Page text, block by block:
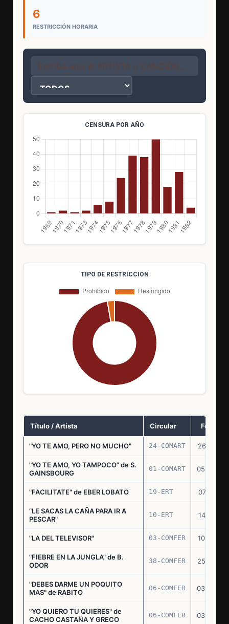
6
RESTRICCIÓN HORARIA
CENSURA POR AÑO
TIPO DE RESTRICCIÓN
Título / Artista Circular Fecha
"YO TE AMO, PERO NO MUCHO" 24-COMART 26.11.69
"YO TE AMO, YO TAMPOCO" de S.
GAINSBOURG
01-COMART 05.02.70
"FACILITATE" de EBER LOBATO 19-ERT 07.10.70
"LE SACAS LA CAÑA PARA IR A
PESCAR"
10-ERT 14.07.71
"LA DEL TELEVISOR" 03-COMFER 10.01.73
"FIEBRE EN LA JUNGLA" de B.
ODOR
38-COMFER 25.10.73
"DEBES DARME UN POQUITO
MAS" de RABITO
06-COMFER 03.05.74
"YO QUIERO TU QUIERES" de
CACHO CASTAÑA Y GRECO
06-COMFER 03.05.74